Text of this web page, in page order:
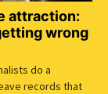
attraction:
wrong
do a
records that